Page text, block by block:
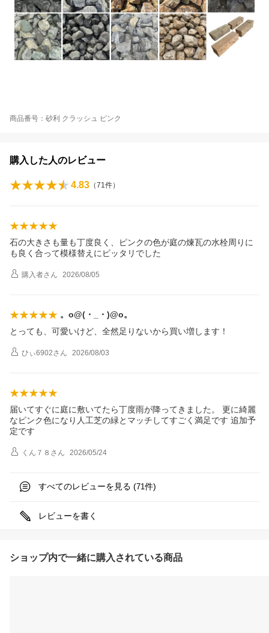
商品番号：砂利 クラッシュ ピンク
購入した人のレビュー
4.83 （71件）
石の大きさも量も丁度良く、ピンクの色が庭の煉瓦の水栓周りに
も良く合って模様替えにピッタリでした
購入者さん 2026/08/05
。o@(・_・)@o。
とっても、可愛いけど、全然足りないから買い増します！
ひぃ6902さん 2026/08/03
届いてすぐに庭に敷いてたら丁度雨が降ってきました。 更に綺麗
なピンク色になり人工芝の緑とマッチしてすごく満足です 追加予
定です
くん７８ さん 2026/05/24
すべてのレビューを見る (71件)
レビューを書く
ショップ内で一緒に購入されている商品